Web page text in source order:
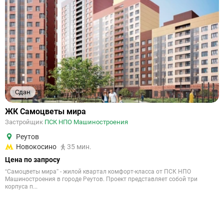
Сдан
ЖК Самоцветы мира
Застройщик ПСК НПО Машиностроения
Реутов
Новокосино
35 мин.
Цена по запросу
“Самоцветы мира” - жилой квартал комфорт-класса от ПСК НПО
Машиностроения в городе Реутов. Проект представляет собой три
корпуса п...